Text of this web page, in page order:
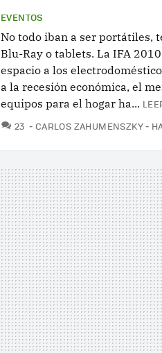
EVENTOS
No todo iban a ser portátiles,
Blu-Ray o tablets. La IFA
espacio a los
a la recesión económica, el
equipos para el hogar ha...
23 COMENTARIOS
CARLOS ZAHUMENSZKY